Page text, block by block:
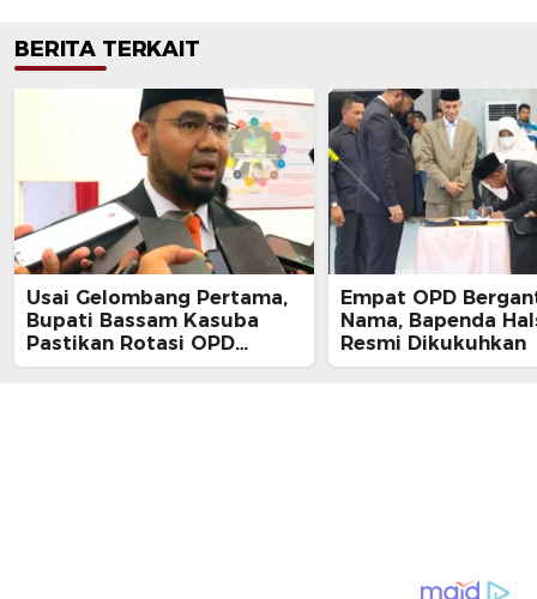
BERITA TERKAIT
Usai Gelombang Pertama,
Bupati Bassam Kasuba
Pastikan Rotasi OPD
Tahap Dua
Empat OPD
Nama, Bapenda
Resmi Dikukuhkan